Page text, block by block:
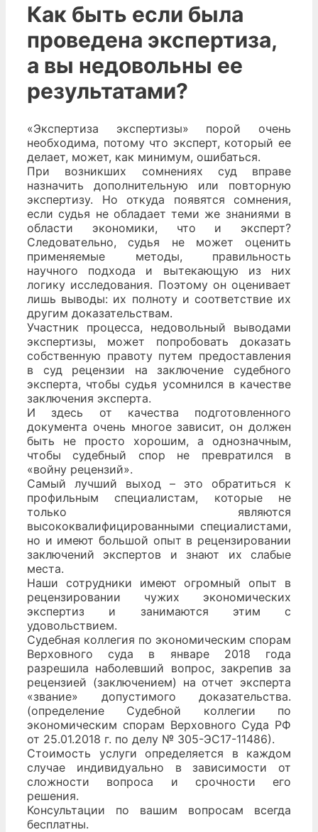
Как быть если была
проведена экспертиза,
а вы недовольны ее
результатами?
«Экспертиза экспертизы» порой очень
необходима, потому что эксперт, который ее
делает, может, как минимум, ошибаться.
При возникших сомнениях суд вправе
назначить дополнительную или повторную
экспертизу. Но откуда появятся сомнения,
если судья не обладает теми же знаниями в
области экономики, что и эксперт?
Следовательно, судья не может оценить
применяемые методы, правильность
научного подхода и вытекающую из них
логику исследования. Поэтому он оценивает
лишь выводы: их полноту и соответствие их
другим доказательствам.
Участник процесса, недовольный выводами
экспертизы, может попробовать доказать
собственную правоту путем предоставления
в суд рецензии на заключение судебного
эксперта, чтобы судья усомнился в качестве
заключения эксперта.
И здесь от качества подготовленного
документа очень многое зависит, он должен
быть не просто хорошим, а однозначным,
чтобы судебный спор не превратился в
«войну рецензий».
Самый лучший выход – это обратиться к
профильным специалистам, которые не
только являются
высококвалифицированными специалистами,
но и имеют большой опыт в рецензировании
заключений экспертов и знают их слабые
места.
Наши сотрудники имеют огромный опыт в
рецензировании чужих экономических
экспертиз и занимаются этим с
удовольствием.
Судебная коллегия по экономическим спорам
Верховного суда в январе 2018 года
разрешила наболевший вопрос, закрепив за
рецензией (заключением) на отчет эксперта
«звание» допустимого доказательства.
(определение Судебной коллегии по
экономическим спорам Верховного Суда РФ
от 25.01.2018 г. по делу № 305-ЭС17-11486).
Стоимость услуги определяется в каждом
случае индивидуально в зависимости от
сложности вопроса и срочности его
решения.
Консультации по вашим вопросам всегда
бесплатны.